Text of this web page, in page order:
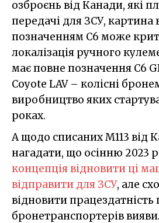
озброєнь від Канади, які
передачі для ЗСУ, картина
позначенням C6 може
локалізація ручного
має повне позначення C6
Coyote LAV – колісні
виробництво яких
роках.
А щодо списаних M113 від
нагадати, що осінню 2023
концепція відновити ці
відправити для ЗСУ, але
відновити працездатність
бронетранспортерів